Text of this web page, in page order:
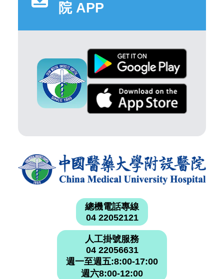
院 APP
總機電話專線
04 22052121
人工掛號服務
04 22056631
週一至週五:8:00-17:00
週六8:00-12:00